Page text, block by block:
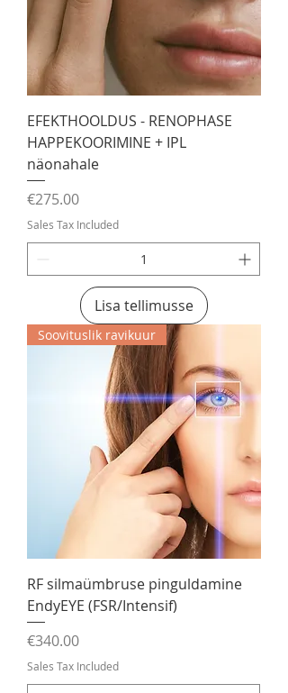
EFEKTHOOLDUS - RENOPHASE
HAPPEKOORIMINE + IPL
näonahale
Price
€275.00
Sales Tax Included
Lisa tellimusse
Soovituslik ravikuur
RF silmaümbruse pinguldamine
EndyEYE (FSR/Intensif)
Price
€340.00
Sales Tax Included